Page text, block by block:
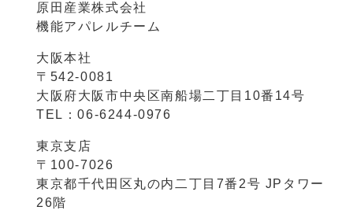
原田産業株式会社
機能アパレルチーム
大阪本社
〒542-0081
大阪府大阪市中央区南船場二丁目10番14号
TEL：06-6244-0976
東京支店
〒100-7026
東京都千代田区丸の内二丁目7番2号 JPタワー
26階